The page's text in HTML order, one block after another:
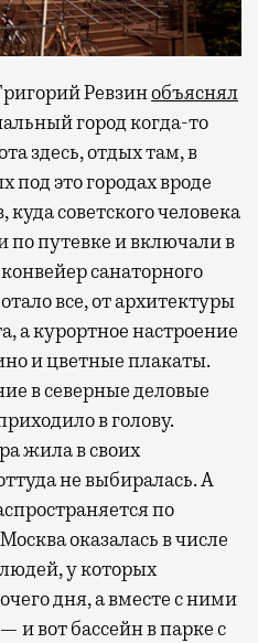
Ревзинобъяснял
город когда-то
здесь, отдых там, в
это городах вроде
советского человека
по путевке и включали в
санаторного
все, от архитектуры
а курортное настроение
и цветные плакаты.
в северные деловые
в голову.
жила в своих
не выбиралась. А
по
оказалась в числе
у которых
дня, а вместе с ними
и вот бассейн в парке с